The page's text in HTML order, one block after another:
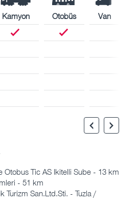
Kamyon Otobüs
Van
Otobus Tic AS Ikitelli Sube - 13 km
- 51 km
Turizm San.Ltd.Sti. - Tuzla /